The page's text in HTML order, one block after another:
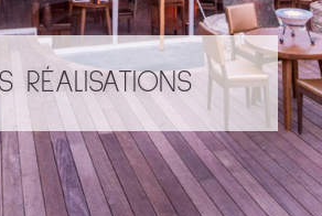
RÉALISATIONS